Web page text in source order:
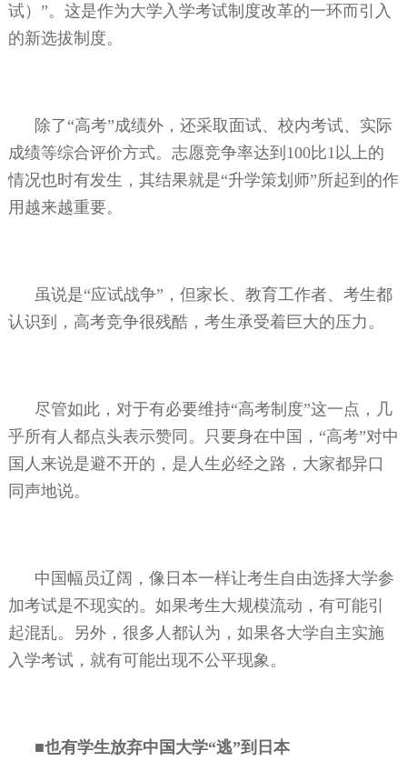
试）”。这是作为大学入学考试制度改革的一环而引入
的新选拔制度。
除了“高考”成绩外，还采取面试、校内考试、实际
成绩等综合评价方式。志愿竞争率达到 100比1 以上的
情况也时有发生，其结果就是“升学策划师”所起到的作
用越来越重要。
虽说是“应试战争”，但家长、教育工作者、考生都
认识到，高考竞争很残酷，考生承受着巨大的压力。
尽管如此，对于有必要维持“高考制度”这一点，几
乎所有人都点头表示赞同。只要身在中国，“高考”对中
国人来说是避不开的，是人生必经之路，大家都异口
同声地说。
中国幅员辽阔，像日本一样让考生自由选择大学参
加考试是不现实的。如果考生大规模流动，有可能引
起混乱。另外，很多人都认为，如果各大学自主实施
入学考试，就有可能出现不公平现象。
■也有学生放弃中国大学“逃”到日本